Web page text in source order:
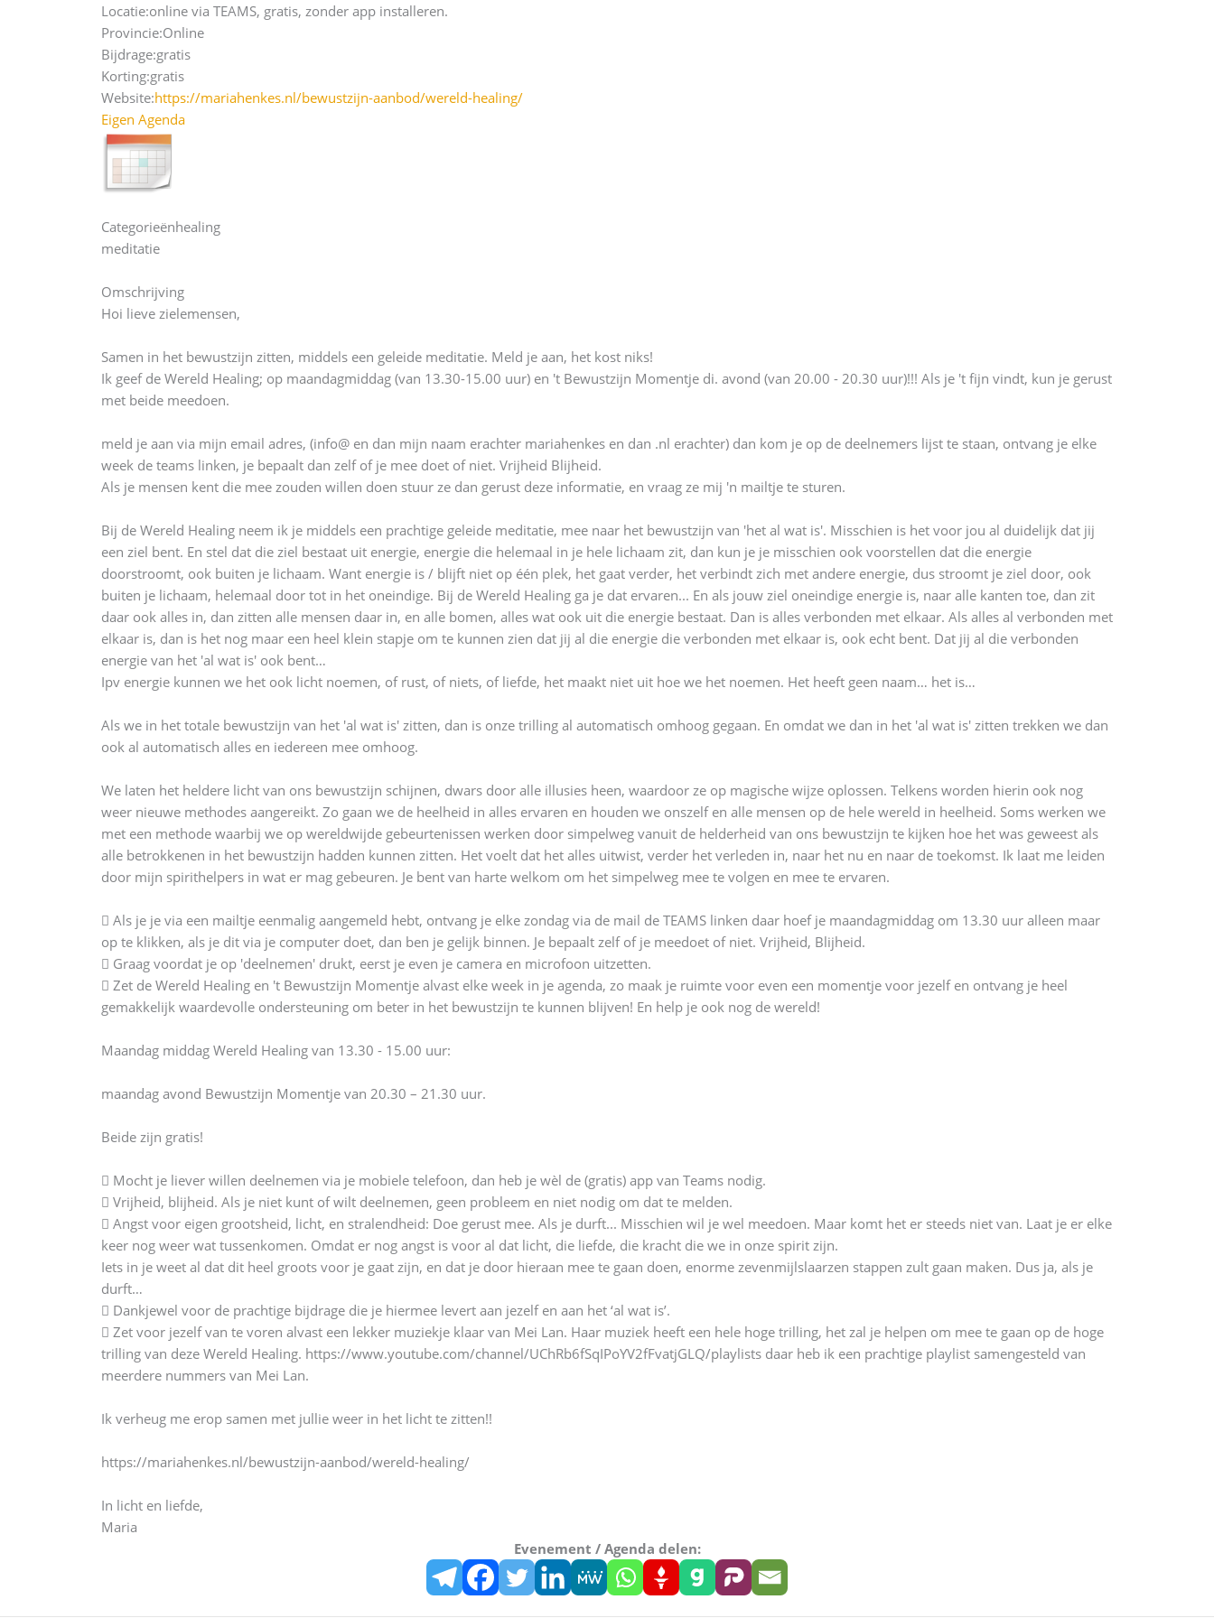
Locatie:online via TEAMS, gratis, zonder app installeren.
Provincie:Online
Bijdrage:gratis
Korting:gratis
Website:https://mariahenkes.nl/bewustzijn-aanbod/wereld-healing/
Eigen Agenda
Categorieënhealing
meditatie
Omschrijving
Hoi lieve zielemensen,
Samen in het bewustzijn zitten, middels een geleide meditatie. Meld je aan, het kost niks!
Ik geef de Wereld Healing; op maandagmiddag (van 13.30-15.00 uur) en 't Bewustzijn Momentje di. avond (van 20.00 - 20.30 uur)!!! Als je 't fijn vindt, kun je gerust
met beide meedoen.
meld je aan via mijn email adres, (info@ en dan mijn naam erachter mariahenkes en dan .nl erachter) dan kom je op de deelnemers lijst te staan, ontvang je elke
week de teams linken, je bepaalt dan zelf of je mee doet of niet. Vrijheid Blijheid.
Als je mensen kent die mee zouden willen doen stuur ze dan gerust deze informatie, en vraag ze mij 'n mailtje te sturen.
Bij de Wereld Healing neem ik je middels een prachtige geleide meditatie, mee naar het bewustzijn van 'het al wat is'. Misschien is het voor jou al duidelijk dat jij
een ziel bent. En stel dat die ziel bestaat uit energie, energie die helemaal in je hele lichaam zit, dan kun je je misschien ook voorstellen dat die energie
doorstroomt, ook buiten je lichaam. Want energie is / blijft niet op één plek, het gaat verder, het verbindt zich met andere energie, dus stroomt je ziel door, ook
buiten je lichaam, helemaal door tot in het oneindige. Bij de Wereld Healing ga je dat ervaren... En als jouw ziel oneindige energie is, naar alle kanten toe, dan zit
daar ook alles in, dan zitten alle mensen daar in, en alle bomen, alles wat ook uit die energie bestaat. Dan is alles verbonden met elkaar. Als alles al verbonden met
elkaar is, dan is het nog maar een heel klein stapje om te kunnen zien dat jij al die energie die verbonden met elkaar is, ook echt bent. Dat jij al die verbonden
energie van het 'al wat is' ook bent…
Ipv energie kunnen we het ook licht noemen, of rust, of niets, of liefde, het maakt niet uit hoe we het noemen. Het heeft geen naam… het is…
Als we in het totale bewustzijn van het 'al wat is' zitten, dan is onze trilling al automatisch omhoog gegaan. En omdat we dan in het 'al wat is' zitten trekken we dan
ook al automatisch alles en iedereen mee omhoog.
We laten het heldere licht van ons bewustzijn schijnen, dwars door alle illusies heen, waardoor ze op magische wijze oplossen. Telkens worden hierin ook nog
weer nieuwe methodes aangereikt. Zo gaan we de heelheid in alles ervaren en houden we onszelf en alle mensen op de hele wereld in heelheid. Soms werken we
met een methode waarbij we op wereldwijde gebeurtenissen werken door simpelweg vanuit de helderheid van ons bewustzijn te kijken hoe het was geweest als
alle betrokkenen in het bewustzijn hadden kunnen zitten. Het voelt dat het alles uitwist, verder het verleden in, naar het nu en naar de toekomst. Ik laat me leiden
door mijn spirithelpers in wat er mag gebeuren. Je bent van harte welkom om het simpelweg mee te volgen en mee te ervaren.
 Als je je via een mailtje eenmalig aangemeld hebt, ontvang je elke zondag via de mail de TEAMS linken daar hoef je maandagmiddag om 13.30 uur alleen maar
op te klikken, als je dit via je computer doet, dan ben je gelijk binnen. Je bepaalt zelf of je meedoet of niet. Vrijheid, Blijheid.
 Graag voordat je op 'deelnemen' drukt, eerst je even je camera en microfoon uitzetten.
 Zet de Wereld Healing en 't Bewustzijn Momentje alvast elke week in je agenda, zo maak je ruimte voor even een momentje voor jezelf en ontvang je heel
gemakkelijk waardevolle ondersteuning om beter in het bewustzijn te kunnen blijven! En help je ook nog de wereld!
Maandag middag Wereld Healing van 13.30 - 15.00 uur:
maandag avond Bewustzijn Momentje van 20.30 – 21.30 uur.
Beide zijn gratis!
 Mocht je liever willen deelnemen via je mobiele telefoon, dan heb je wèl de (gratis) app van Teams nodig.
 Vrijheid, blijheid. Als je niet kunt of wilt deelnemen, geen probleem en niet nodig om dat te melden.
 Angst voor eigen grootsheid, licht, en stralendheid: Doe gerust mee. Als je durft... Misschien wil je wel meedoen. Maar komt het er steeds niet van. Laat je er elke
keer nog weer wat tussenkomen. Omdat er nog angst is voor al dat licht, die liefde, die kracht die we in onze spirit zijn.
Iets in je weet al dat dit heel groots voor je gaat zijn, en dat je door hieraan mee te gaan doen, enorme zevenmijlslaarzen stappen zult gaan maken. Dus ja, als je
durft…
 Dankjewel voor de prachtige bijdrage die je hiermee levert aan jezelf en aan het ‘al wat is’.
 Zet voor jezelf van te voren alvast een lekker muziekje klaar van Mei Lan. Haar muziek heeft een hele hoge trilling, het zal je helpen om mee te gaan op de hoge
trilling van deze Wereld Healing. https://www.youtube.com/channel/UChRb6fSqIPoYV2fFvatjGLQ/playlists daar heb ik een prachtige playlist samengesteld van
meerdere nummers van Mei Lan.
Ik verheug me erop samen met jullie weer in het licht te zitten!!
https://mariahenkes.nl/bewustzijn-aanbod/wereld-healing/
In licht en liefde,
Maria
Evenement / Agenda delen: